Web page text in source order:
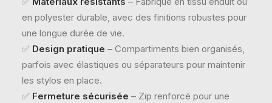
en polyester durable, avec des finitions robustes pour
une longue durée de vie.
✅ Design pratique – Compartiments bien organisés,
parfois avec élastiques ou séparateurs pour maintenir
les stylos en place.
✅ Fermeture sécurisée – Zip renforcé pour une